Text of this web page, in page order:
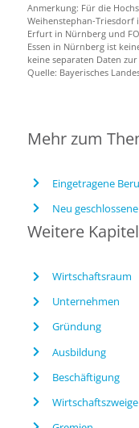
Anmerkung: Für die
Weihenstephan-Triesdorf
Erfurt in Nürnberg und
Essen in Nürnberg ist
keine separaten Daten
Quelle: Bayerisches
Mehr zum
Eingetragene
Neu
Weitere Kapitel
Wirtschaftsraum
Unternehmen
Gründung
Ausbildung
Beschäftigung
Wirtschaftszweige